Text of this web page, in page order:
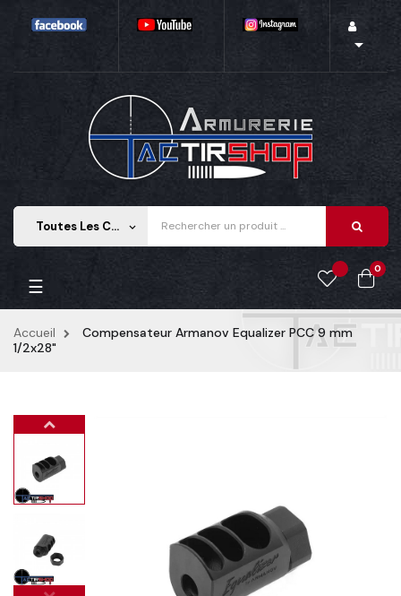

Toutes Les Catégories keyboard_arrow_down
0
Basculer
la
☰
Accueil
Compensateur Armanov Equalizer PCC 9 mm
1/2x28"